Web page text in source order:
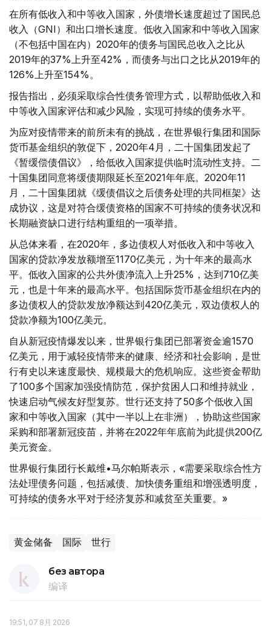
在所有低收入和中等收入国家，外债增长速度超过了国民总
收入（GNI）和出口增长速度。低收入国家和中等收入国家
（不包括中国在内）2020年的债务与国民总收入之比从
2019年的37%上升至42%，而债务与出口之比从2019年的
126%上升至154%。
报告指出，必须采取综合性债务管理方式，以帮助低收入和
中等收入国家评估和减少风险，实现可持续的债务水平。
为应对疫情带来的前所未有的挑战，在世界银行集团和国际
货币基金组织的敦促下，2020年4月，二十国集团发起了
《暂缓偿债倡议》，给低收入国家提供临时流动性支持。二
十国集团同意将缓债期限延长至2021年年底。2020年11
月，二十国集团就《缓债倡议之后债务处理的共同框架》达
成协议，这是对符合缓债资格的国家不可持续的债务状况和
长期融资缺口进行结构重组的一项举措。
从总体来看，在2020年，多边债权人对低收入和中等收入
国家的贷款净发放额增至1170亿美元，为十年来的最高水
平。低收入国家的公共外债净流入上升25%，达到710亿美
元，也是十年来的最高水平。包括国际货币基金组织在内的
多边债权人的贷款发放净额达到420亿美元，双边债权人的
贷款净额为100亿美元。
自从新冠疫情爆发以来，世界银行集团已部署资金逾1570
亿美元，用于减轻疫情带来的健康、经济和社会影响，是世
行有史以来速度最快、规模最大的危机响应。这些资金帮助
了100多个国家加强疫情防范，保护贫困人口和维持就业，
快速启动气候友好型复苏。世行还支持了50多个低收入国
家和中等收入国家（其中一半以上在非洲），协助这些国家
采购和部署新冠疫苗，并将在2022年年底前为此提供200亿
美元资金。
世界银行集团行长戴维•马尔帕斯表示，«需要采取综合性方
法处理债务问题，包括减债、加快债务重组和增强透明度，
可持续的债务水平对于经济复苏和减贫至关重要。»
黄金储备 国际 世行
без автора
编译
19:51, 07 8月 2026